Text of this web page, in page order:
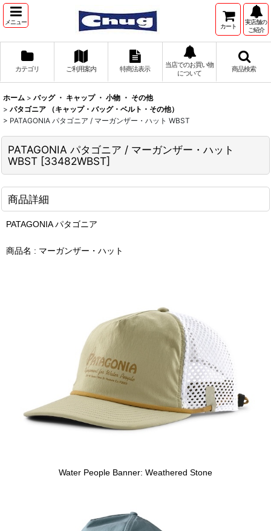
メニュー
カート
実店舗の
ご紹介
カテゴリ ご利用案内 特商法表示
当店でのお買い物
について
商品検索
ホーム > バッグ ・ キャップ ・ 小物 ・ その他
> パタゴニア （キャップ・バッグ・ベルト・その他）
> PATAGONIA パタゴニア / マーガンザー・ハット WBST
PATAGONIA パタゴニア / マーガンザー・ハット
WBST [33482WBST]
商品詳細
PATAGONIA パタゴニア
商品名 : マーガンザー・ハット
Water People Banner: Weathered Stone